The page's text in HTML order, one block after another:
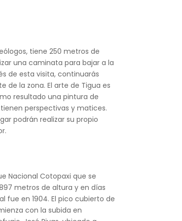
tiene 250 metros de
una caminata para bajar a la
de esta visita, continuarás
de la zona. El arte de Tigua es
resultado una pintura de
perspectivas y matices.
podrán realizar su propio
Nacional Cotopaxi que se
metros de altura y en días
fue en 1904. El pico cubierto de
con la subida en